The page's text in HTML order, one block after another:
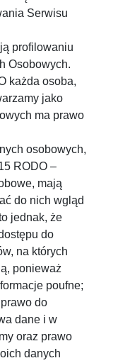
Serwisu
profilowaniu
Osobowych.
każda osoba,
jako
ma prawo
osobowych,
RODO –
mają
do nich wgląd
jednak, że
do
na których
ponieważ
poufne;
do
dane i w
oraz prawo
danych